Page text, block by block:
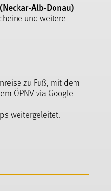
Alb-Donau)
und weitere
zu Fuß, mit dem
ÖPNV via Google
weitergeleitet.